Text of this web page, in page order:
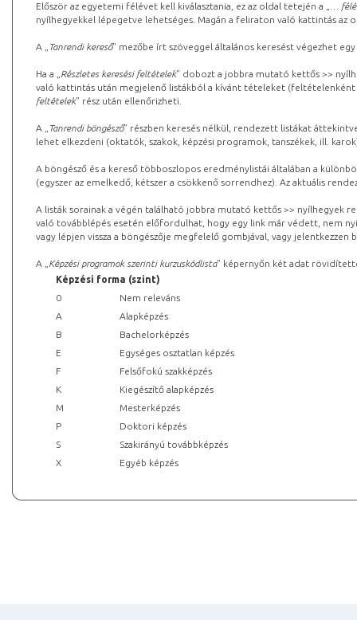
Először az egyetemi félévet kell kiválasztania, ez az oldal tetején a „
…
nyílhegyekkel lépegetve lehetséges. Magán a feliraton való kattintás az
A „ Tanrendi kereső” mezőbe írt szöveggel általános keresést végezhet
Ha a „ Részletes keresési feltételek” dobozt a jobbra mutató kettős >>
való kattintás után megjelenő listákból a kívánt tételeket (feltételenként
feltételek” rész után ellenőrizheti.
A „ Tanrendi böngésző” részben keresés nélkül, rendezett listákat
lehet elkezdeni (oktatók, szakok, képzési programok, tanszékek, ill.
A böngésző és a kereső többoszlopos eredménylistái általában a
(egyszer az emelkedő, kétszer a csökkenő sorrendhez). Az aktuális
A listák sorainak a végén található jobbra mutató kettős >> nyílhegyek
való továbblépés esetén előfordulhat, hogy egy link már védett, nem
vagy lépjen vissza a böngészője megfelelő gombjával, vagy
A „ Képzési programok szerinti kurzuskódlista” képernyőn két adat
Képzési forma (szint)
0
Nem releváns
A
Alapképzés
B
Bachelorképzés
E
Egységes osztatlan képzés
F
Felsőfokú szakképzés
K
Kiegészítő alapképzés
M
Mesterképzés
P
Doktori képzés
S
Szakirányú továbbképzés
X
Egyéb képzés